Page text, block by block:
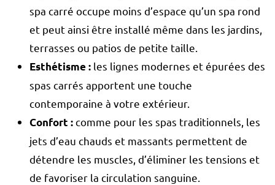
spa carré occupe moins d’espace qu’un spa rond
et peut ainsi être installé même dans les jardins,
terrasses ou patios de petite taille.
Esthétisme : les lignes modernes et épurées des
spas carrés apportent une touche
contemporaine à votre extérieur.
Confort :comme pour les spas traditionnels, les
jets d’eau chauds et massants permettent de
détendre les muscles, d’éliminer les tensions et
de favoriser la circulation sanguine.